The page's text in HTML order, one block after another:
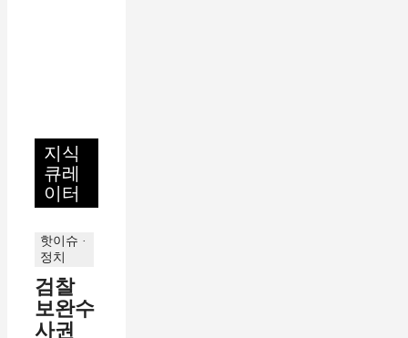
지식
큐레
이터
핫이슈 ·
정치
검찰
보완수
사권